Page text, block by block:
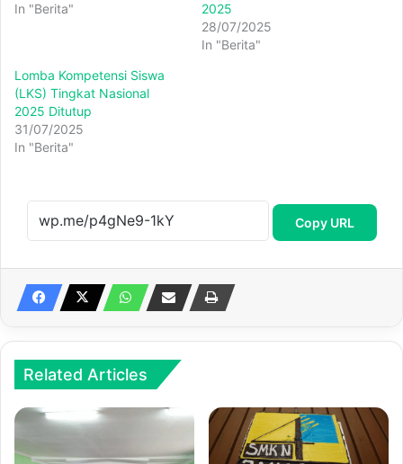
In "Berita"
2025
28/07/2025
In "Berita"
Lomba Kompetensi Siswa
(LKS) Tingkat Nasional
2025 Ditutup
31/07/2025
In "Berita"
Copy URL
Related Articles